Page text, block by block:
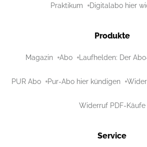
Praktikum Digitalabo hier
Produkte
Magazin Abo Laufhelden: Der
PUR Abo Pur-Abo hier kündigen
Widerruf PDF-Käufe
Service